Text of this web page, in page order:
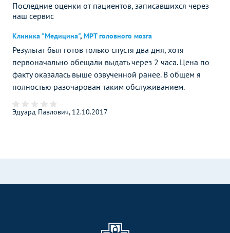
Последние оценки от пациентов, записавшихся через
наш сервис
Клиника "Медицина", МРТ головного мозга
Результат был готов только спустя два дня, хотя
первоначально обещали выдать через 2 часа. Цена по
факту оказалась выше озвученной ранее. В общем я
полностью разочарован таким обслуживанием.
Эдуард Павлович, 12.10.2017